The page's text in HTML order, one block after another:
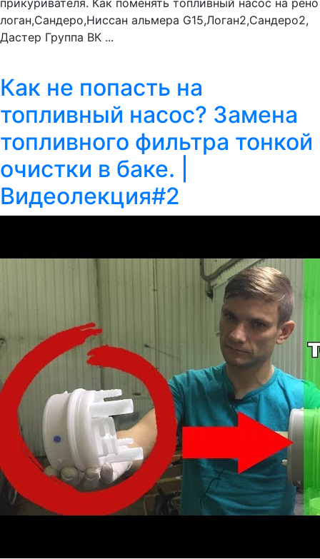
прикуривателя. Как поменять топливный насос на рено
логан,Сандеро,Ниссан альмера G15,Логан2,Сандеро2,
Дастер Группа ВК ...
Как не попасть на
топливный насос? Замена
топливного фильтра тонкой
очистки в баке. |
Видеолекция#2